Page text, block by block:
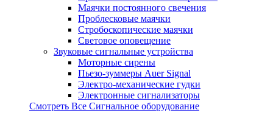
Маячки постоянного свечения
Проблесковые маячки
Стробоскопические маячки
Световое оповещение
Звуковые сигнальные устройства
Моторные сирены
Пьезо-зуммеры Auer Signal
Электро-механические гудки
Электронные сигнализаторы
Смотреть Все Сигнальное оборудование